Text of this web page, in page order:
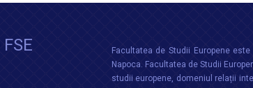
Facultatea de Studii Europene
Napoca. Facultatea de Studii
studii europene, domeniul relații